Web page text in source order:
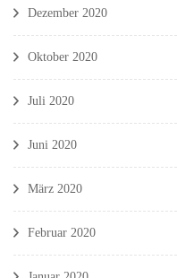
Dezember 2020
Oktober 2020
Juli 2020
Juni 2020
März 2020
Februar 2020